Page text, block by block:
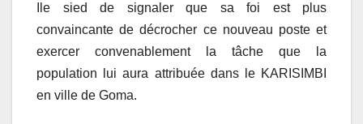
Ile sied de signaler que sa foi est plus
convaincante de décrocher ce nouveau poste et
exercer convenablement la tâche que la
population lui aura attribuée dans le KARISIMBI
en ville de Goma.